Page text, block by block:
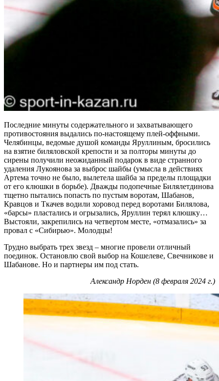
Последние минуты содержательного и захватывающего
противостояния выдались по-настоящему плей-оффными.
Челябинцы, ведомые душой команды Яруллиным, бросились
на взятие биляловской крепости и за полторы минуты до
сирены получили неожиданный подарок в виде странного
удаления Лукоянова за выброс шайбы (умысла в действиях
Артема точно не было, вылетела шайба за пределы площадки
от его клюшки в борьбе). Дважды подопечные Билялетдинова
тщетно пытались попасть по пустым воротам, Шабанов,
Кравцов и Ткачев водили хоровод перед воротами Билялова,
«барсы» пластались и огрызались, Яруллин терял клюшку…
Выстояли, закрепились на четвертом месте, «отмазались» за
провал с «Сибирью». Молодцы!
Трудно выбрать трех звезд – многие провели отличный
поединок. Остановлю свой выбор на Кошелеве, Свечникове и
Шабанове. Но и партнеры им под стать.
Александр Норден (8 февраля 2024 г.)